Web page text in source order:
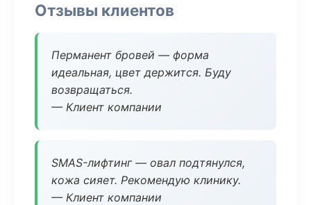
Отзывы клиентов
Перманент бровей — форма
идеальная, цвет держится. Буду
возвращаться.
— Клиент компании
SMAS-лифтинг — овал подтянулся,
кожа сияет. Рекомендую клинику.
— Клиент компании